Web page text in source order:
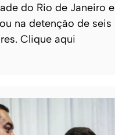
do Rio de Janeiro e
na detenção de seis
Clique aqui